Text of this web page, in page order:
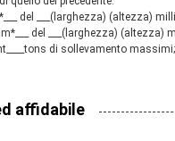
del ___(larghezza) (altezza)
del ___(larghezza) (altezza)
di sollevamento
affidabile